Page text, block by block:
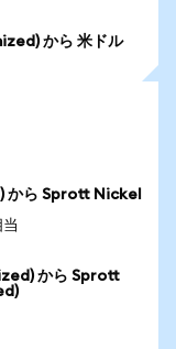
から 米ドル
ら Sprott Nickel
から Sprott